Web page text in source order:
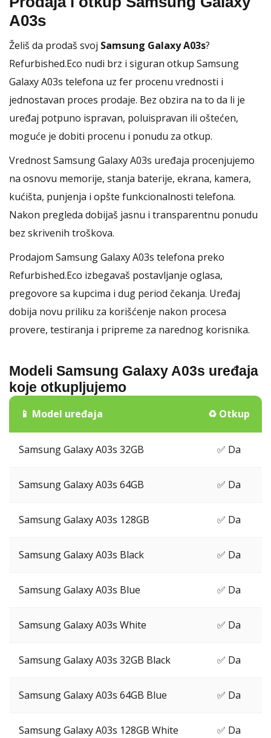
A03s
Želiš da prodaš svoj Samsung Galaxy A03s?
Refurbished.Eco nudi brz i siguran otkup Samsung
Galaxy A03s telefona uz fer procenu vrednosti i
jednostavan proces prodaje. Bez obzira na to da li je
uređaj potpuno ispravan, poluispravan ili oštećen,
moguće je dobiti procenu i ponudu za otkup.
Vrednost Samsung Galaxy A03s uređaja procenjujemo
na osnovu memorije, stanja baterije, ekrana, kamera,
kućišta, punjenja i opšte funkcionalnosti telefona.
Nakon pregleda dobijaš jasnu i transparentnu ponudu
bez skrivenih troškova.
Prodajom Samsung Galaxy A03s telefona preko
Refurbished.Eco izbegavaš postavljanje oglasa,
pregovore sa kupcima i dug period čekanja. Uređaj
dobija novu priliku za korišćenje nakon procesa
provere, testiranja i pripreme za narednog korisnika.
Modeli Samsung Galaxy A03s uređaja
koje otkupljujemo
📱 Model uređaja ♻️ Otkup
Samsung Galaxy A03s 32GB ✅ Da
Samsung Galaxy A03s 64GB ✅ Da
Samsung Galaxy A03s 128GB ✅ Da
Samsung Galaxy A03s Black ✅ Da
Samsung Galaxy A03s Blue ✅ Da
Samsung Galaxy A03s White ✅ Da
Samsung Galaxy A03s 32GB Black ✅ Da
Samsung Galaxy A03s 64GB Blue ✅ Da
Samsung Galaxy A03s 128GB White ✅ Da